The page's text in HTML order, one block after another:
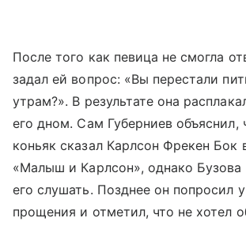
После того как певица не смогла
задал ей вопрос: «Вы перестали
утрам?». В результате она
его дном. Сам Губерниев объяснил,
коньяк сказал Карлсон Фрекен Бок
«Малыш и Карлсон», однако Бузова
его слушать. Позднее он попросил
прощения и отметил, что не хотел